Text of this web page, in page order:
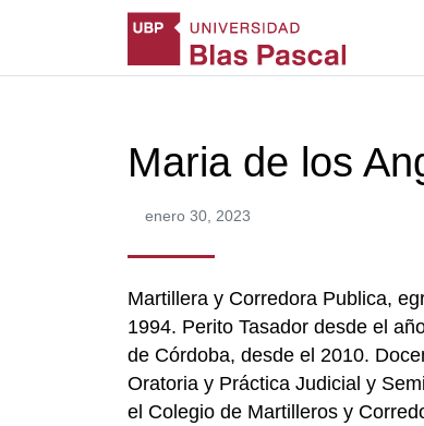
Maria de los
enero 30, 2023
Martillera y Corredora Publica,
1994. Perito Tasador desde el
de Córdoba, desde el 2010.
Oratoria y Práctica Judicial y
el Colegio de Martilleros y